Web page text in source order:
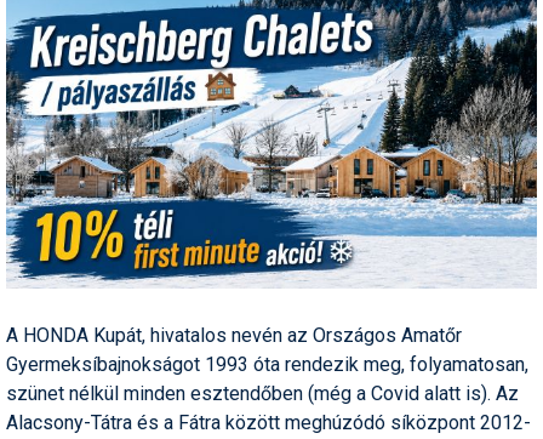
Humor
Hütte
Ingatlan
Interjúk
Játékok
Kerékpár
Könyvajánló
Magazinok
A HONDA Kupát, hivatalos nevén az Országos Amatőr
Gyermeksíbajnokságot 1993 óta rendezik meg, folyamatosan,
szünet nélkül minden esztendőben (még a Covid alatt is). Az
Alacsony-Tátra és a Fátra között meghúzódó síközpont 2012-